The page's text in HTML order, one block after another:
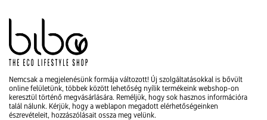
Nemcsak a megjelenésünk formája változott! Új szolgáltatásokkal is bővült
online felületünk, többek között lehetőség nyílik termékeink webshop-on
keresztül történő megvásárlására. Reméljük, hogy sok hasznos információra
talál nálunk. Kérjük, hogy a weblapon megadott elérhetőségeinken
észrevételeit, hozzászólásait ossza meg velünk.